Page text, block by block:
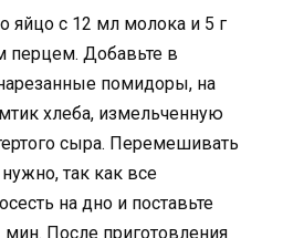
яйцо с 12 мл молока и 5 г
перцем. Добавьте в
помидоры, на
хлеба, измельченную
сыра. Перемешивать
так как все
на дно и поставьте
мин. После приготовления